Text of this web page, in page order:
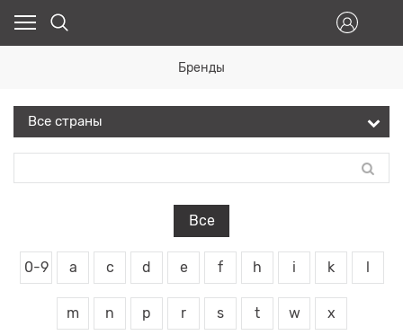
Бренды
Все
0-9 a c d e f h i k
m n p r s t w x